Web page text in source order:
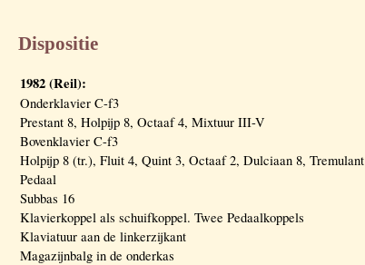
Dispositie
1982 (Reil):
Onderklavier C-f3
Prestant 8, Holpijp 8, Octaaf 4, Mixtuur III-V
Bovenklavier C-f3
Holpijp 8 (tr.), Fluit 4, Quint 3, Octaaf 2, Dulciaan 8, Tremulant
Pedaal
Subbas 16
Klavierkoppel als schuifkoppel. Twee Pedaalkoppels
Klaviatuur aan de linkerzijkant
Magazijnbalg in de onderkas